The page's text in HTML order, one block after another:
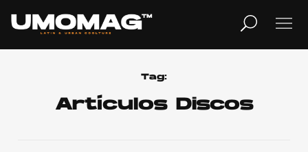
Tag:
Artículos Discos